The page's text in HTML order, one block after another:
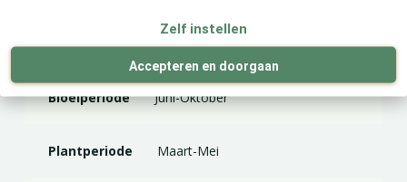
Zelf instellen
Accepteren en doorgaan
Standplaats Direct zonlicht, Halfschaduw
Bloeiperiode Juni-Oktober
Plantperiode Maart-Mei